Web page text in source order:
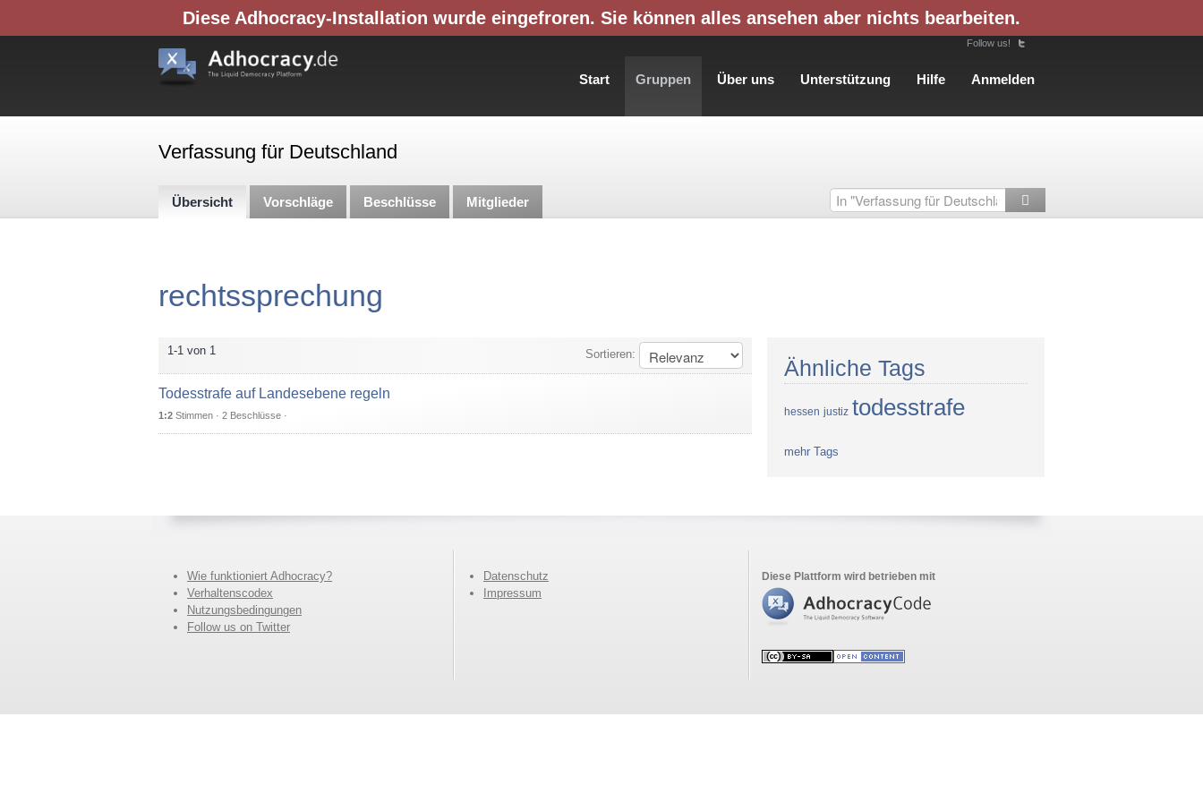
Diese Adhocracy-Installation wurde eingefroren. Sie können alles ansehen aber nichts bearbeiten.
Follow us!
Start Gruppen Über uns Unterstützung Hilfe Anmelden
Verfassung für Deutschland
Übersicht Vorschläge Beschlüsse Mitglieder
rechtssprechung
1-1 von 1 Sortieren:
Todesstrafe auf Landesebene regeln
1:2Stimmen · 2 Beschlüsse ·
Ähnliche Tags
hessen justiz todesstrafe
mehr Tags
Wie funktioniert Adhocracy?
Verhaltenscodex
Nutzungsbedingungen
Follow us on Twitter
Datenschutz
Impressum
Diese Plattform wird betrieben mit